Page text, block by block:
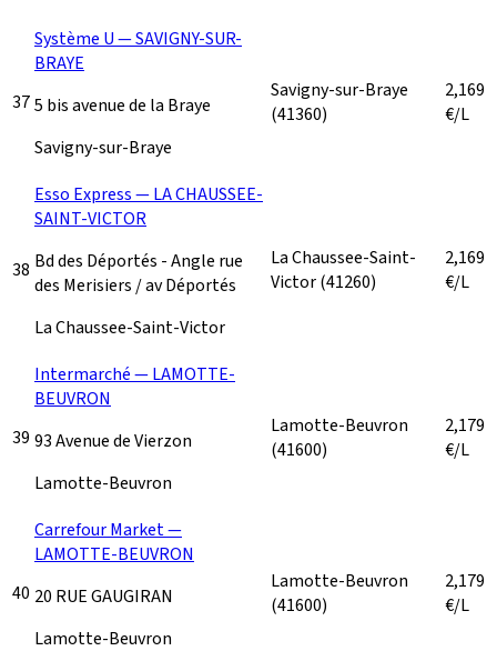
37
Système U — SAVIGNY-SUR-
BRAYE
5 bis avenue de la Braye
Savigny-sur-Braye
Savigny-sur-Braye
(41360)
2,169
€/L
38
Esso Express — LA CHAUSSEE-
SAINT-VICTOR
Bd des Déportés - Angle rue
des Merisiers / av Déportés
La Chaussee-Saint-Victor
La Chaussee-Saint-
Victor(41260)
2,169
€/L
39
Intermarché — LAMOTTE-
BEUVRON
93 Avenue de Vierzon
Lamotte-Beuvron
Lamotte-Beuvron
(41600)
2,179
€/L
40
Carrefour Market —
LAMOTTE-BEUVRON
20 RUE GAUGIRAN
Lamotte-Beuvron
Lamotte-Beuvron
(41600)
2,179
€/L